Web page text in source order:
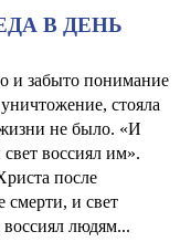
В ДЕНЬ
и забыто понимание
стояла
не было. «И
воссиял им».
после
смерти, и свет
людям...